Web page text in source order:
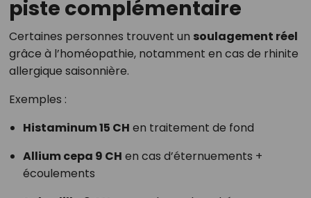
piste complémentaire
Certaines personnes trouvent un soulagement réel
grâce à l’homéopathie, notamment en cas de rhinite
allergique saisonnière.
Exemples :
Histaminum 15 CH en traitement de fond
Allium cepa 9 CH en cas d’éternuements +
écoulements